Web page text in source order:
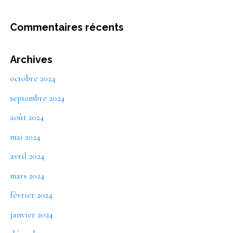
Commentaires récents
Archives
octobre 2024
septembre 2024
août 2024
mai 2024
avril 2024
mars 2024
février 2024
janvier 2024